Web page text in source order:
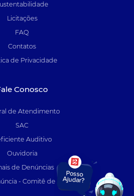
Licitações
FAQ
Contatos
de Privacidade
Conosco
de Atendimento
SAC
Auditivo
Ouvidoria
de Denúncias
- Comitê de Auditoria